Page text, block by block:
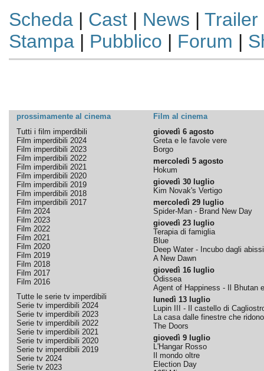
Scheda| Cast| News | Trailer
Stampa| Pubblico | Forum |
prossimamente al cinema
Film al cinema
Tutti i film imperdibili
Film imperdibili 2024
Film imperdibili 2023
Film imperdibili 2022
Film imperdibili 2021
Film imperdibili 2020
Film imperdibili 2019
Film imperdibili 2018
Film imperdibili 2017
Film 2024
Film 2023
Film 2022
Film 2021
Film 2020
Film 2019
Film 2018
Film 2017
Film 2016
Tutte le serie tv imperdibili
Serie tv imperdibili 2024
Serie tv imperdibili 2023
Serie tv imperdibili 2022
Serie tv imperdibili 2021
Serie tv imperdibili 2020
Serie tv imperdibili 2019
Serie tv 2024
Serie tv 2023
giovedì 6 agosto
Greta e le favole vere
Borgo
mercoledì 5 agosto
Hokum
giovedì 30 luglio
Kim Novak's Vertigo
mercoledì 29 luglio
Spider-Man - Brand New Day
giovedì 23 luglio
Terapia di famiglia
Blue
Deep Water - Incubo dagli abissi
A New Dawn
giovedì 16 luglio
Odissea
Agent of Happiness - Il Bhutan
lunedì 13 luglio
Lupin III - Il castello di
La casa dalle finestre che ridono
The Doors
giovedì 9 luglio
L'Hangar Rosso
Il mondo oltre
Election Day